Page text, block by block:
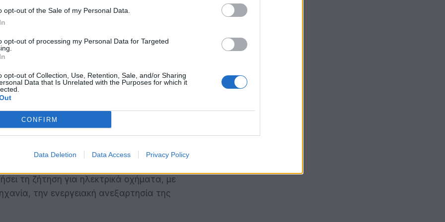
opt-out of the Sale of my Personal Data.
opt-out of processing my Personal Data for Targeted
opt-out of Collection, Use, Retention, Sale, and/or Sharing
Data that Is Unrelated with the Purposes for which it
CONFIRM
Data Deletion Data Access Privacy Policy
Τέλος, οι χρηματοδότες και οι
ολοκληρωμένα και συνεργατικά μοντέλα
των ισολογισμών.
Πιέρρος, Εταίρος και Επικεφαλής
«Με δεδομένη την υψηλή συμμετοχή των
τα οφέλη της ηλεκτροκίνησης,
άποψη, είναι προφανή. Ωστόσο, μια
τη μετάβαση στην επόμενη
αυτά, απαιτείται συντονισμένη δράση
διαχειριστές στόλων, κατασκευαστές,
πολιτικής και χρηματοδότες. Μια καλά
τη ζήτηση για ηλεκτρικά οχήματα, με
την ενεργειακή ανεξαρτησία της